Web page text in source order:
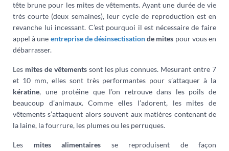
tête brune pour les mites de vêtements. Ayant une durée de vie
très courte (deux semaines), leur cycle de reproduction est en
revanche lui incessant. C’est pourquoi il est nécessaire de faire
appel à une entreprise de désinsectisationde mites pour vous en
débarrasser.
Les mites de vêtementssont les plus connues. Mesurant entre 7
et 10 mm, elles sont très performantes pour s’attaquer à la
kératine, une protéine que l’on retrouve dans les poils de
beaucoup d’animaux. Comme elles l’adorent, les mites de
vêtements s’attaquent alors souvent aux matières contenant de
la laine, la fourrure, les plumes ou les perruques.
Les mites alimentaires se reproduisent de façon